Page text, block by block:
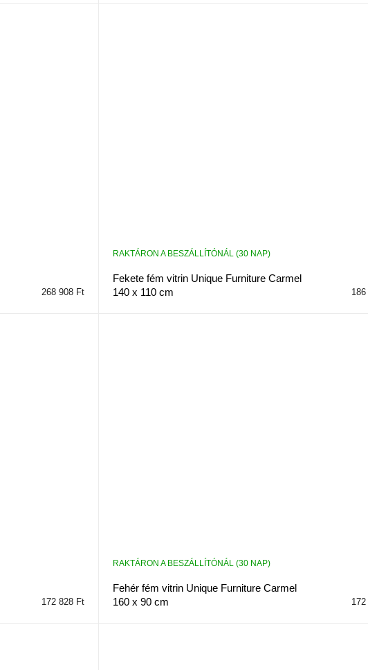
268 908 Ft
Fekete fém vitrin Unique Furniture Carmel
140 x 110 cm
RAKTÁRON A BESZÁLLÍTÓNÁL (30 NAP)
172 828 Ft
Fehér fém vitrin Unique Furniture Carmel
160 x 90 cm
RAKTÁRON A BESZÁLLÍTÓNÁL (30 NAP)